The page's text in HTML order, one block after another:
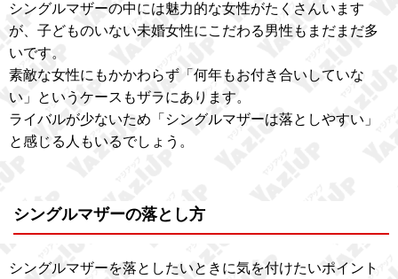
シングルマザーの中には魅力的な女性がたくさんいます
が、子どものいない未婚女性にこだわる男性もまだまだ多
いです。
素敵な女性にもかかわらず「何年もお付き合いしていな
い」というケースもザラにあります。
ライバルが少ないため「シングルマザーは落としやすい」
と感じる人もいるでしょう。
シングルマザーの落とし方
シングルマザーを落としたいときに気を付けたいポイント